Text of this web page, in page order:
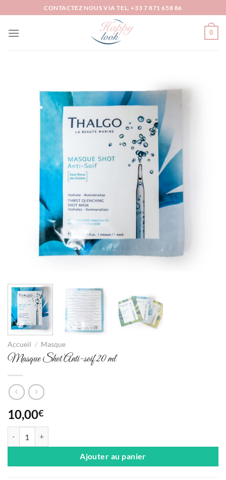
au
contenu
CONTACTEZ NOUS VIA TEL. +33 7 871 658 86
0
Accueil / Masque
Masque Shot Anti-soif 20 ml
10,00€
Ajouter au panier